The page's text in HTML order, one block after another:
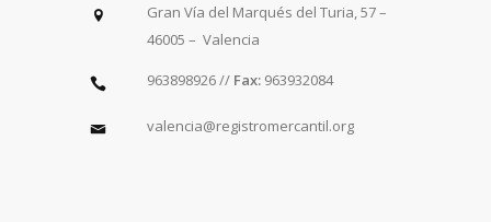
Gran Vía del Marqués del Turia, 57 –
46005 – Valencia
963898926 // Fax: 963932084
valencia@registromercantil.org